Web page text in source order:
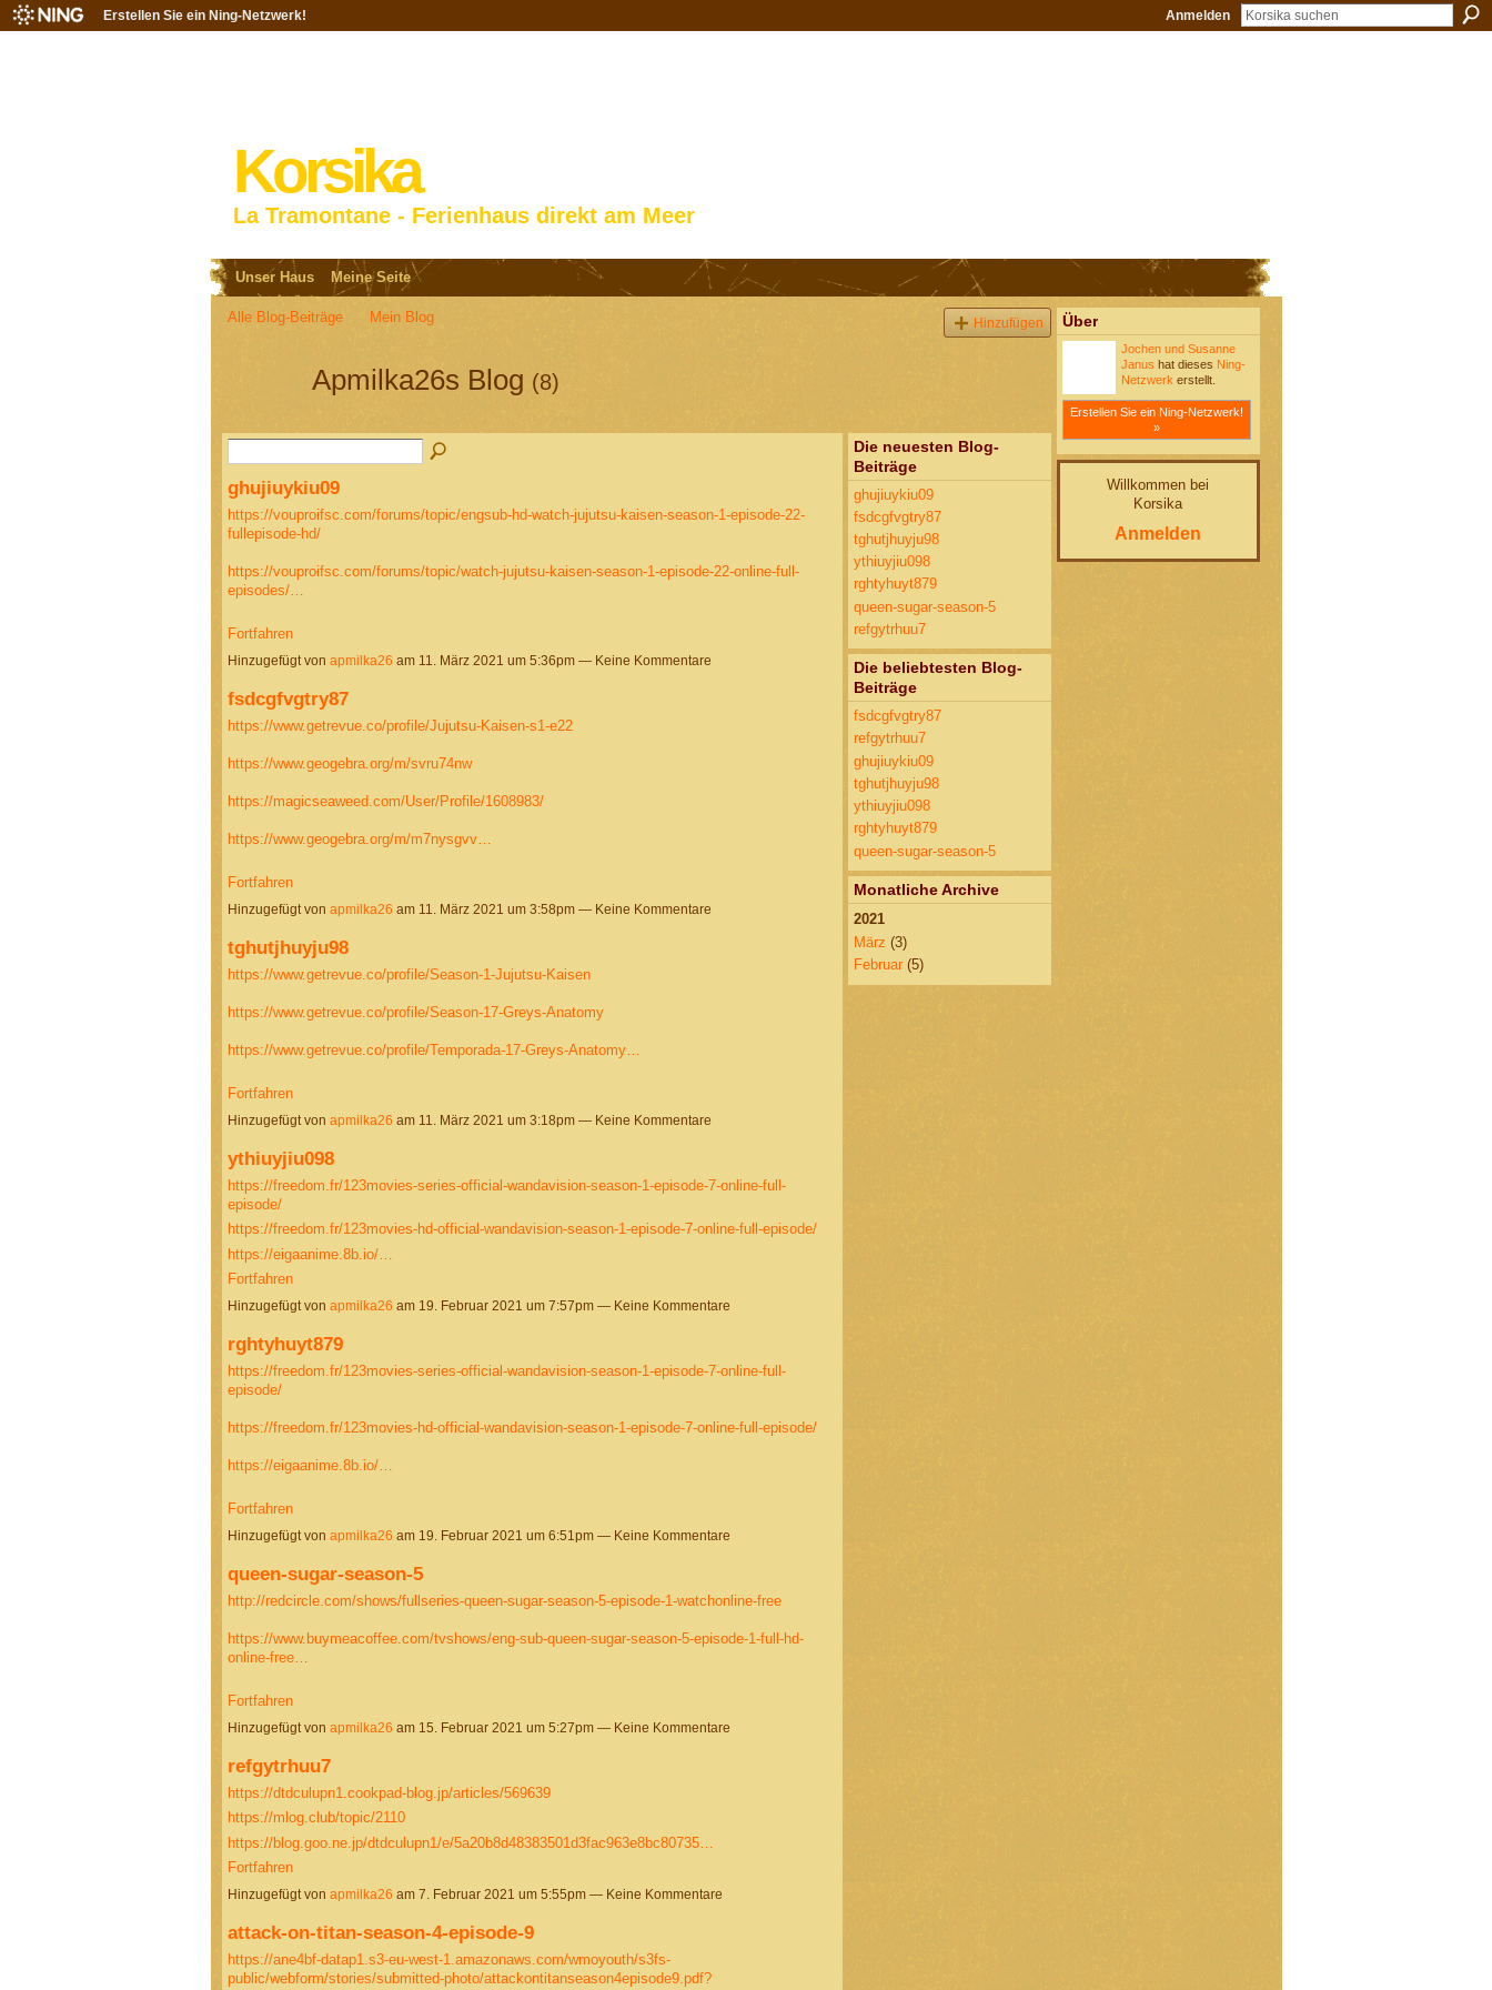
Erstellen Sie ein Ning-Netzwerk! Anmelden
Korsika
La Tramontane - Ferienhaus direkt am Meer
Unser Haus Meine Seite
Alle Blog-Beiträge Mein Blog Hinzufügen
Apmilka26s Blog (8)
ghujiuykiu09
https://vouproifsc.com/forums/topic/engsub-hd-watch-jujutsu-kaisen-season-1-episode-22-
fullepisode-hd/
https://vouproifsc.com/forums/topic/watch-jujutsu-kaisen-season-1-episode-22-online-full-
episodes/…
Fortfahren
Hinzugefügt von apmilka26 am 11. März 2021 um 5:36pm — Keine Kommentare
fsdcgfvgtry87
https://www.getrevue.co/profile/Jujutsu-Kaisen-s1-e22
https://www.geogebra.org/m/svru74nw
https://magicseaweed.com/User/Profile/1608983/
https://www.geogebra.org/m/m7nysgvv…
Fortfahren
Hinzugefügt von apmilka26 am 11. März 2021 um 3:58pm — Keine Kommentare
tghutjhuyju98
https://www.getrevue.co/profile/Season-1-Jujutsu-Kaisen
https://www.getrevue.co/profile/Season-17-Greys-Anatomy
https://www.getrevue.co/profile/Temporada-17-Greys-Anatomy…
Fortfahren
Hinzugefügt von apmilka26 am 11. März 2021 um 3:18pm — Keine Kommentare
ythiuyjiu098
https://freedom.fr/123movies-series-official-wandavision-season-1-episode-7-online-full-
episode/
https://freedom.fr/123movies-hd-official-wandavision-season-1-episode-7-online-full-episode/
https://eigaanime.8b.io/…
Fortfahren
Hinzugefügt von apmilka26 am 19. Februar 2021 um 7:57pm — Keine Kommentare
rghtyhuyt879
https://freedom.fr/123movies-series-official-wandavision-season-1-episode-7-online-full-
episode/
https://freedom.fr/123movies-hd-official-wandavision-season-1-episode-7-online-full-episode/
https://eigaanime.8b.io/…
Fortfahren
Hinzugefügt von apmilka26 am 19. Februar 2021 um 6:51pm — Keine Kommentare
queen-sugar-season-5
http://redcircle.com/shows/fullseries-queen-sugar-season-5-episode-1-watchonline-free
https://www.buymeacoffee.com/tvshows/eng-sub-queen-sugar-season-5-episode-1-full-hd-
online-free…
Fortfahren
Hinzugefügt von apmilka26 am 15. Februar 2021 um 5:27pm — Keine Kommentare
refgytrhuu7
https://dtdculupn1.cookpad-blog.jp/articles/569639
https://mlog.club/topic/2110
https://blog.goo.ne.jp/dtdculupn1/e/5a20b8d48383501d3fac963e8bc80735…
Fortfahren
Hinzugefügt von apmilka26 am 7. Februar 2021 um 5:55pm — Keine Kommentare
attack-on-titan-season-4-episode-9
https://ane4bf-datap1.s3-eu-west-1.amazonaws.com/wmoyouth/s3fs-
public/webform/stories/submitted-photo/attackontitanseason4episode9.pdf?
Die neuesten Blog-
Beiträge
ghujiuykiu09
fsdcgfvgtry87
tghutjhuyju98
ythiuyjiu098
rghtyhuyt879
queen-sugar-season-5
refgytrhuu7
Die beliebtesten Blog-
Beiträge
fsdcgfvgtry87
refgytrhuu7
ghujiuykiu09
tghutjhuyju98
ythiuyjiu098
rghtyhuyt879
queen-sugar-season-5
Monatliche Archive
2021
März (3)
Februar(5)
Über
Jochen und Susanne
Janus hat dieses Ning-
Netzwerk erstellt.
Erstellen Sie ein Ning-Netzwerk!
»
Willkommen bei
Korsika
Anmelden